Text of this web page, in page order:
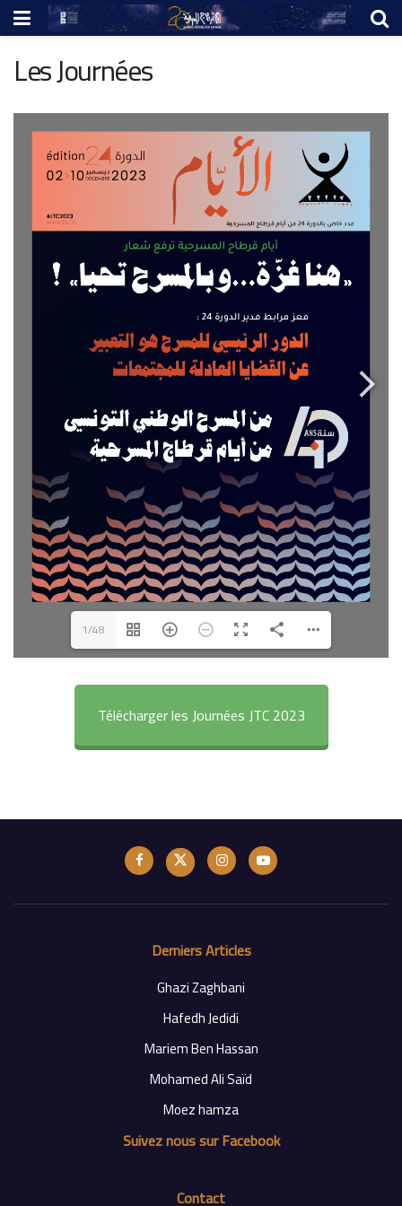
Les Journées
1/48
Télécharger les Journées JTC 2023
Derniers Articles
Ghazi Zaghbani
Hafedh Jedidi
Mariem Ben Hassan
Mohamed Ali Saïd
Moez hamza
Suivez nous sur Facebook
Contact